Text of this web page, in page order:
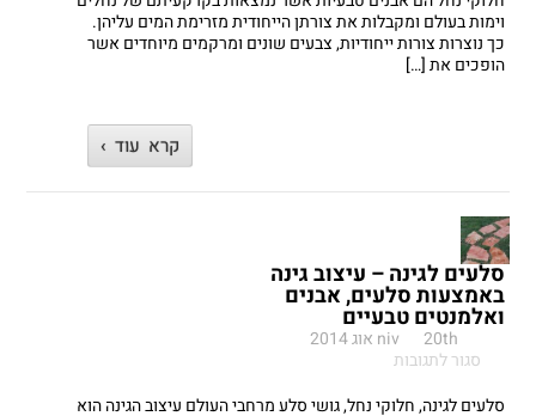
לבית
ולגינה
וימות בעולם ומקבלות את צורתן הייחודית מזרימת המים עליהן.
כך נוצרות צורות ייחודיות, צבעים שונים ומרקמים מיוחדים אשר
הופכים את […]
קרא עוד ›
סלעים לגינה – עיצוב גינה
באמצעות סלעים, אבנים
ואלמנטים טבעיים
niv
20th אוג 2014
סגור לתגובות
לגינה
סלעים לגינה, חלוקי נחל, גושי סלע מרחבי העולם עיצוב הגינה הוא